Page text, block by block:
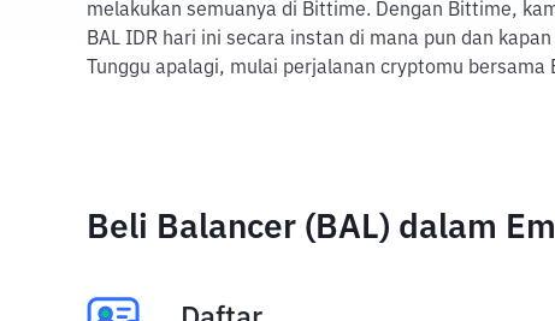
melakukan semuanya di Bittime. Dengan Bittime,
BAL IDR hari ini secara instan di mana pun dan
Tunggu apalagi, mulai perjalanan cryptomu bersama
Beli Balancer (BAL) dalam